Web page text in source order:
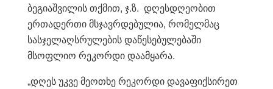
ბეგიაშვილის თქმით, ჯ.ზ. დღესდღეობით
ერთადერთი მსჯავრდებულია, რომელმაც
სასჯელაღსრულების დაწესებულებაში
მსოფლიო რეკორდი დაამყარა.
„დღეს უკვე მეოთხე რეკორდი დავაფიქსირეთ